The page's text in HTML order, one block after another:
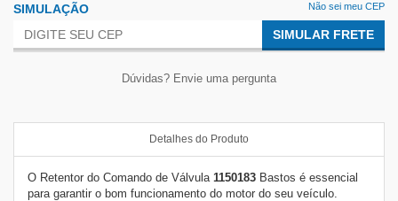
SIMULAÇÃO Não sei meu CEP
SIMULAR FRETE
Dúvidas? Envie uma pergunta
Detalhes do Produto
O Retentor do Comando de Válvula 1150183 Bastos é essencial
para garantir o bom funcionamento do motor do seu veículo.